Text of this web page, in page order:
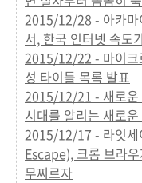
2015/12/28 - 아카마
서, 한국 인터넷 속도
2015/12/22 - 마이크
성 타이틀 목록 발표
2015/12/21 - 새로운
시대를 알리는 새로
2015/12/17 - 라잇
Escape), 크롬 브라
무찌르자